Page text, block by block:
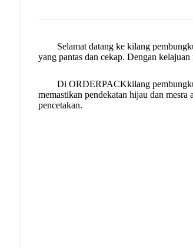
Selamat datang ke kilang
yang pantas dan cekap. Dengan
Di ORDERPACKkilang
memastikan pendekatan hijau dan
pencetakan.